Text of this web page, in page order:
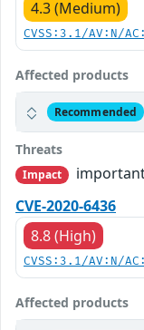
4.3 (Medium)
CVSS:3.1/AV:N/
Affected products
Recommended
Threats
Impact
CVE-2020-6436
8.8 (High)
CVSS:3.1/AV:N/
Affected products